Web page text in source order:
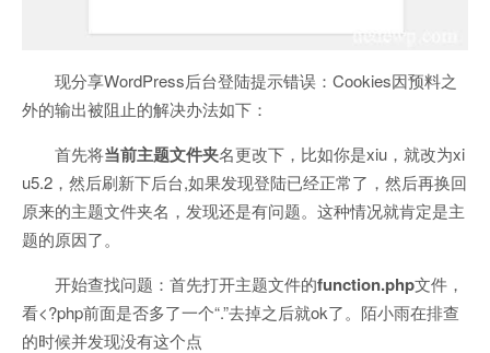
现分享WordPress后台登陆提示错误：Cookies因预料之
外的输出被阻止的解决办法如下：
首先将当前主题文件夹名更改下，比如你是xiu，就改为xi
u5.2，然后刷新下后台,如果发现登陆已经正常了，然后再换回
原来的主题文件夹名，发现还是有问题。这种情况就肯定是主
题的原因了。
开始查找问题：首先打开主题文件的function.php文件，
看<?php前面是否多了一个“.”去掉之后就ok了。陌小雨在排查
的时候并发现没有这个点